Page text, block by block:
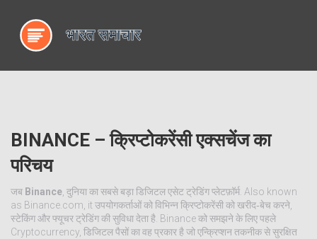
BINANCE – क्रिप्टोकरेंसी एक्सचेंज का
परिचय
जब Binance दुनिया का सबसे बड़ा डिजिटल एसेट ट्रेडिंग प्लेटफ़ॉर्म . Also known
as Binance.com , it उपयोगकर्ताओं को विभिन्न क्रिप्टोकरेंसी को खरीद‑बेच करने,
स्टेकिंग और फ्यूचर ट्रेडिंग की सुविधा देता है Binance को समझने के लिए पहले
Cryptocurrency डिजिटल पैसों का वह प्रकार है जो एन्क्रिप्शन तकनीक से सुरक्षित